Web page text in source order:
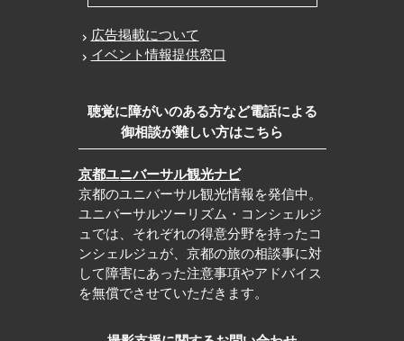
広告掲載について
イベント情報提供窓口
聴覚に障がいのある方など電話による
御相談が難しい方はこちら
京都ユニバーサル観光ナビ
京都のユニバーサル観光情報を発信中。
ユニバーサルツーリズム・コンシェルジ
ュでは、それぞれの得意分野を持ったコ
ンシェルジュが、京都の旅の相談事に対
して障害にあった注意事項やアドバイス
を無償でさせていただきます。